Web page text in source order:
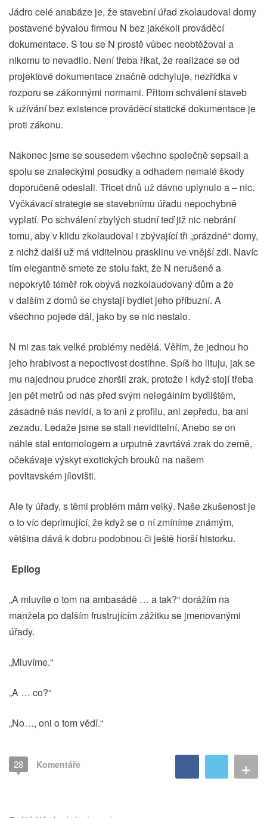
Jádro celé anabáze je, že stavební úřad zkolaudoval domy
postavené bývalou firmou N bez jakékoli prováděcí
dokumentace. S tou se N prostě vůbec neobtěžoval a
nikomu to nevadilo. Není třeba říkat, že realizace se od
projektové dokumentace značně odchyluje, nezřídka v
rozporu se zákonnými normami. Přitom schválení staveb
k užívání bez existence prováděcí statické dokumentace je
proti zákonu.
Nakonec jsme se sousedem všechno společně sepsali a
spolu se znaleckými posudky a odhadem nemalé škody
doporučeně odeslali. Třicet dnů už dávno uplynulo a – nic.
Vyčkávací strategie se stavebnímu úřadu nepochybně
vyplatí. Po schválení zbylých studní teď již nic nebrání
tomu, aby v klidu zkolaudoval i zbývající tři „prázdné“ domy,
z nichž další už má viditelnou prasklinu ve vnější zdi. Navíc
tím elegantně smete ze stolu fakt, že N nerušeně a
nepokrytě téměř rok obývá nezkolaudovaný dům a že
v dalším z domů se chystají bydlet jeho příbuzní. A
všechno pojede dál, jako by se nic nestalo.
N mi zas tak velké problémy nedělá. Věřím, že jednou ho
jeho hrabivost a nepoctivost dostihne. Spíš ho lituju, jak se
mu najednou prudce zhoršil zrak, protože i když stojí třeba
jen pět metrů od nás před svým nelegálním bydlištěm,
zásadně nás nevidí, a to ani z profilu, ani zepředu, ba ani
zezadu. Ledaže jsme se stali neviditelní. Anebo se on
náhle stal entomologem a urputně zavrtává zrak do země,
očekávaje výskyt exotických brouků na našem
povltavském jílovišti.
Ale ty úřady, s těmi problém mám velký. Naše zkušenost je
o to víc deprimující, že když se o ní zmíníme známým,
většina dává k dobru podobnou či ještě horší historku.
Epilog
„A mluvíte o tom na ambasádě … a tak?“ dorážím na
manžela po dalším frustrujícím zážitku se jmenovanými
úřady.
„Mluvíme.“
„A … co?“
„No…, oni o tom vědí.“
28 Komentáře +